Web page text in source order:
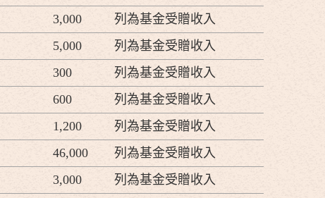
3,000
列為基金受贈收入
5,000
列為基金受贈收入
300
列為基金受贈收入
600
列為基金受贈收入
1,200
列為基金受贈收入
46,000
列為基金受贈收入
3,000
列為基金受贈收入